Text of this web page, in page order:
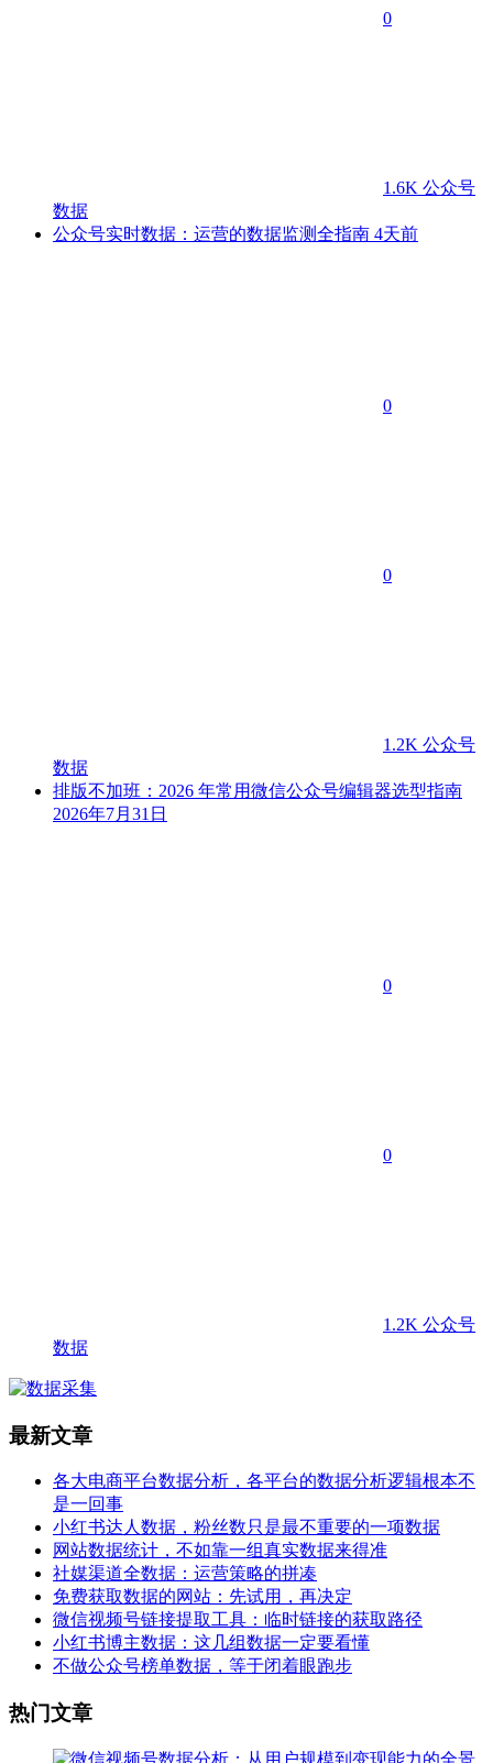
0
1.6K 公众号
数据
公众号实时数据：运营的数据监测全指南 4天前
0
0
1.2K 公众号
数据
排版不加班：2026 年常用微信公众号编辑器选型指南
2026年7月31日
0
0
1.2K 公众号
数据
最新文章
各大电商平台数据分析，各平台的数据分析逻辑根本不
是一回事
小红书达人数据，粉丝数只是最不重要的一项数据
网站数据统计，不如靠一组真实数据来得准
社媒渠道全数据：运营策略的拼凑
免费获取数据的网站：先试用，再决定
微信视频号链接提取工具：临时链接的获取路径
小红书博主数据：这几组数据一定要看懂
不做公众号榜单数据，等于闭着眼跑步
热门文章